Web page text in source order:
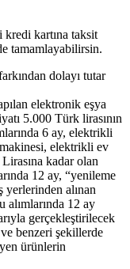
kredi kartına taksit
tamamlayabilirsin.
dolayı tutar
elektronik eşya
5.000 Türk lirasının
6 ay, elektrikli
makinesi, elektrikli ev
kadar olan
12 ay, “yenileme
yerlerinden alınan
12 ay
gerçekleştirilecek
benzeri şekillerde
ürünlerin